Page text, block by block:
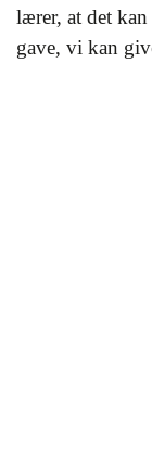
lærer, at det
gave, vi kan